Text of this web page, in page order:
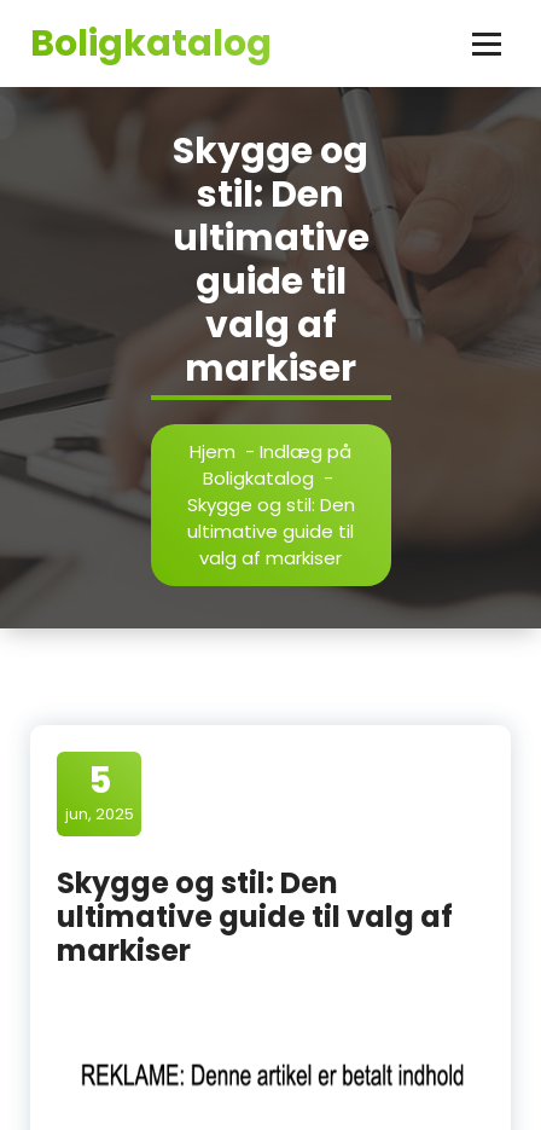
Boligkatalog
Skygge og
stil: Den
ultimative
guide til
valg af
markiser
Hjem - Indlæg på
Boligkatalog -
Skygge og stil: Den
ultimative guide til
valg af markiser
5
jun, 2025
Skygge og stil: Den
ultimative guide til valg af
markiser